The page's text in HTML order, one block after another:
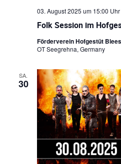
Folk Session im
03. August 2025 um 15:00 Uhr
Förderverein Hofgestüt
OT Seegrehna, Germany
SA.
30